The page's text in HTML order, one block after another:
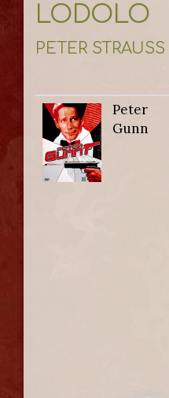
LODOLO
PETER STRAUSS
Peter
Gunn